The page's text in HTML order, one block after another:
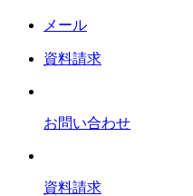
メール
資料請求
お問い合わせ
資料請求